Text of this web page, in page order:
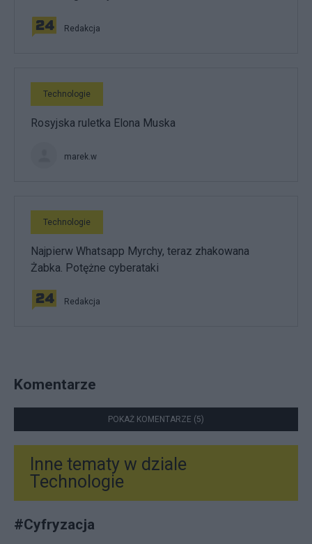
Redakcja
Technologie
Rosyjska ruletka Elona Muska
marek.w
Technologie
Najpierw Whatsapp Myrchy, teraz zhakowana
Żabka. Potężne cyberataki
Redakcja
Komentarze
POKAŻ KOMENTARZE (5)
Inne tematy w dziale
Technologie
#Cyfryzacja